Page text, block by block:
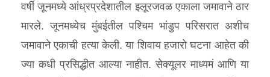
वर्षी जूनमध्ये आंध्रप्रदेशातील इलूरजवळ एकाला जमावाने ठार
मारले. जूनमध्येच मुंबईतील पश्‍चिम भांडुप परिसरात अशीच
जमावाने एकाची हत्या केली. या शिवाय हजारो घटना आहेत की
ज्या कधी प्रसिद्धीत आल्या नाहीत. सेक्यूलर माध्यमं आणि या